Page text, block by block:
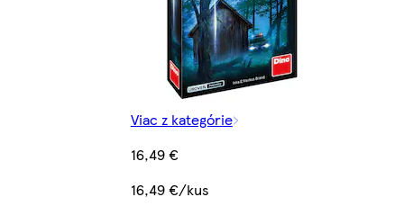
Viac z kategórie
16,49 €
16,49 €/kus